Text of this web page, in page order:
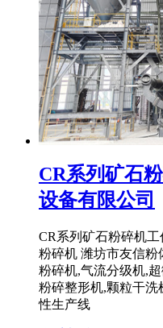
CR系列矿石
设备有限公司
CR系列矿石粉碎机
粉碎机 潍坊市友信
粉碎机,气流分级机,
粉碎整形机,颗粒干洗
性生产线